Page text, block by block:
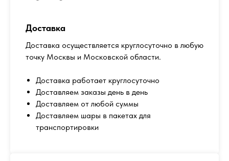
Доставка
Доставка осуществляется круглосуточно в любую
точку Москвы и Московской области.
Доставка работает круглосуточно
Доставляем заказы день в день
Доставляем от любой суммы
Доставляем шары в пакетах для
транспортировки